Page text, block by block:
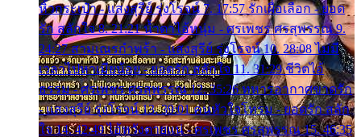
หิ้วกระเป๋า - แสงสุรีย์ รุ่งโรจน์ 7. 17:57 รักเผื่อเลือก - ยอด
รัก สลักใจ 8. 21:21 น้ำตาไอ้หนุ่ม - ศรเพชร ศรสุพรรณ 9.
24:27 สามเณรกำพร้า - แสงสุรีย์ รุ่งโรจน์ 10. 28:08 ไม่มี
เวลาไปหาเมียน้อย - ยอดรัก สลักใจ 11. 31:29 ชีวิตไอ้
ธรรม - ศรเพชร ศรสุพรรณ 12. 35:26 ทหารอากาศขาดรัก
- แสงสุรีย์ รุ่งโรจน์ 13. 39:01 คนหัวใจโทรม - ยอดรัก สลัก
ใจ 14. 42:49 ไอ้หวังตายแน่ - ศรเพชร ศรสุพรรณ 15. 46:35